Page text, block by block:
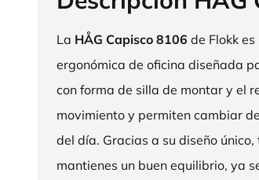
La HÅG Capisco 8106 de Flokk
ergonómica de oficina diseñada
con forma de silla de montar y el
movimiento y permiten cambiar
del día. Gracias a su diseño
mantienes un buen equilibrio, ya